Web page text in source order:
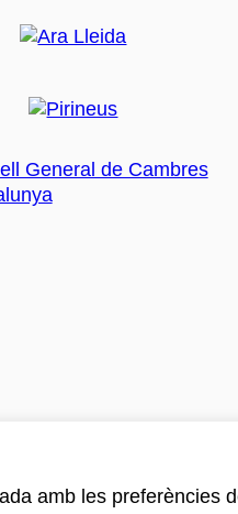
amb les preferències